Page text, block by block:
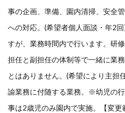
事の企画、準備、園内清掃、安全
への対応。(希望者個人面談・年2
すが、業務時間内で行います。研
担任と副担任の体制等で一緒に業
とはありません。(希望により主担
諭業務に付随する業務。※幼児の
事は2歳児のみ園内で実施。【変更